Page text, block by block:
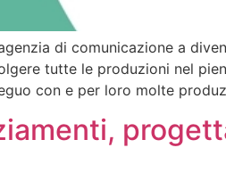
di comunicazione a
tutte le produzioni nel
con e per loro molte